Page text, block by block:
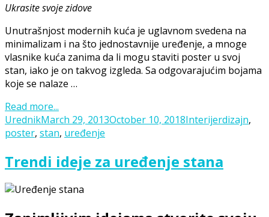
Ukrasite svoje zidove
Unutrašnjost modernih kuća je uglavnom svedena na
minimalizam i na što jednostavnije uređenje, a mnoge
vlasnike kuća zanima da li mogu staviti poster u svoj
stan, iako je on takvog izgleda. Sa odgovarajućim bojama
koje se nalaze …
Read more...
UrednikPosted
on
March 29, 2013October 10, 2018Categories
InterijerTags
dizajn,
poster, stan, uređenje
Trendi ideje za uređenje stana